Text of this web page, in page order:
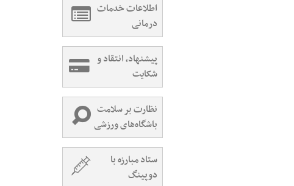
اطلاعات خدمات
درمانی
پیشنهاد، انتقاد و
شکایت
نظارت بر سلامت
باشگاه‌های ورزشی
ستاد مبارزه با
دوپینگ